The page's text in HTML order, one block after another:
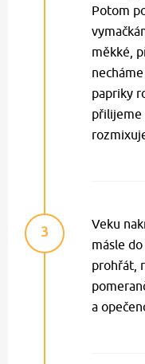
Potom
měkké,
papriky
přilijeme
3
Veku
másle
prohřát,
a